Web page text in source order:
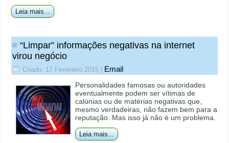
Leia mais...
“Limpar” informações negativas na internet
virou negócio
Criado: 17 Fevereiro 2015 Email
Personalidades famosas ou autoridades
eventualmente podem ser vítimas de
calúnias ou de matérias negativas que,
mesmo verdadeiras, não fazem bem para a
reputação. Mas isso já não é um problema.
Leia mais...